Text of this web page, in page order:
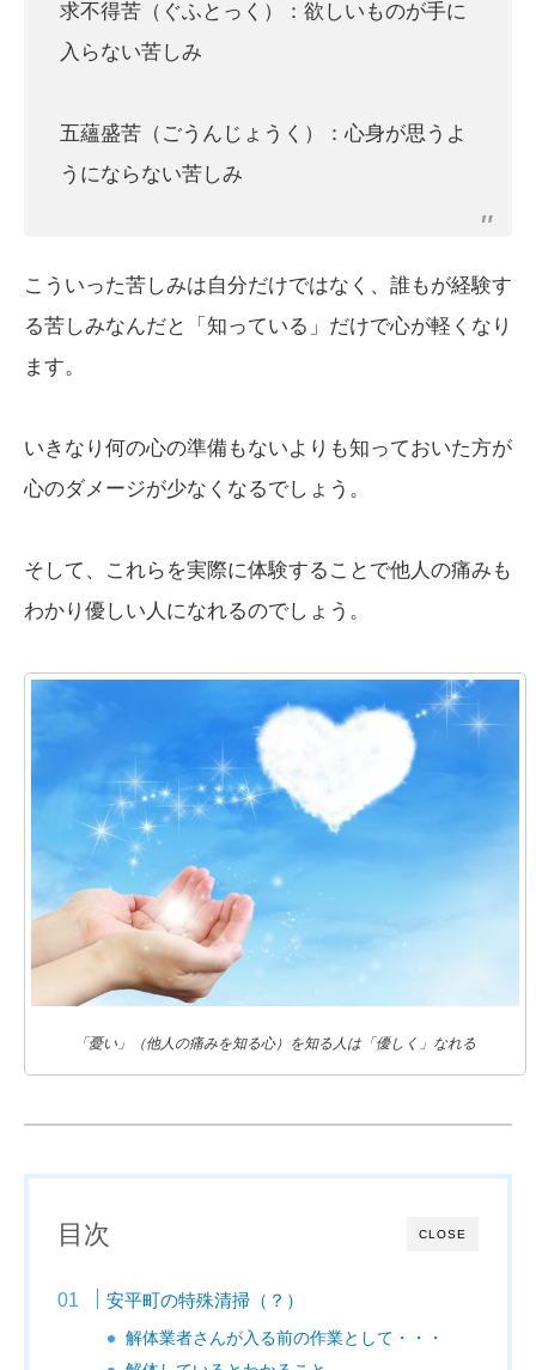
求不得苦（ぐふとっく）：欲しいものが手に
入らない苦しみ
五蘊盛苦（ごうんじょうく）：心身が思うよ
うにならない苦しみ
こういった苦しみは自分だけではなく、誰もが経験す
る苦しみなんだと「知っている」だけで心が軽くなり
ます。
いきなり何の心の準備もないよりも知っておいた方が
心のダメージが少なくなるでしょう。
そして、これらを実際に体験することで他人の痛みも
わかり優しい人になれるのでしょう。
「憂い」（他人の痛みを知る心）を知る人は「優しく」なれる
CLOSE
目次
安平町の特殊清掃（？）
解体業者さんが入る前の作業として・・・